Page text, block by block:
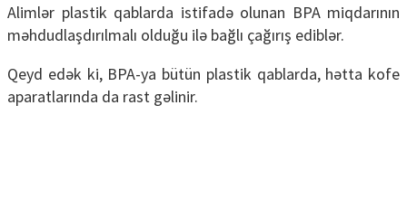
Alimlər plastik qablarda istifadə olunan BPA miqdarının
məhdudlaşdırılmalı olduğu ilə bağlı çağırış ediblər.
Qeyd edək ki, BPA-ya bütün plastik qablarda, hətta kofe
aparatlarında da rast gəlinir.